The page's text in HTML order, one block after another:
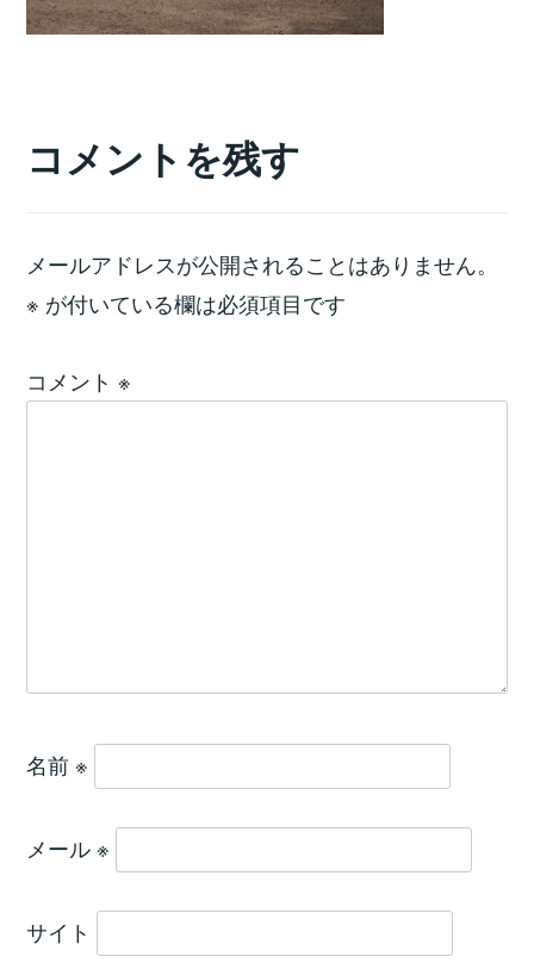
コメントを残す
メールアドレスが公開されることはありません。
※ が付いている欄は必須項目です
コメント ※
名前 ※
メール ※
サイト